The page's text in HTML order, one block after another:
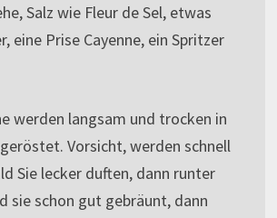
Salz wie Fleur de Sel, etwas
eine Prise Cayenne, ein Spritzer
werden langsam und trocken in
Vorsicht, werden schnell
Sie lecker duften, dann runter
sie schon gut gebräunt, dann